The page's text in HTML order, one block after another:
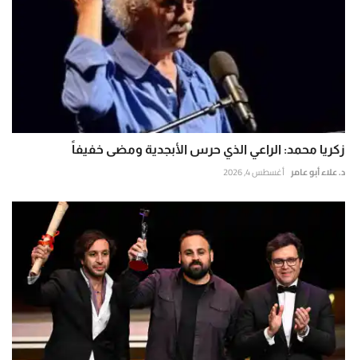
زكريا محمد: الراعي الذي حرس الأبجدية ومضى خفيفاً
د. علاء أبو عامر أغسطس 4, 2026